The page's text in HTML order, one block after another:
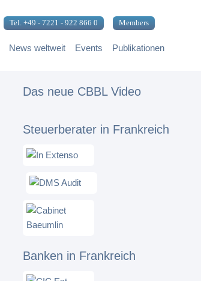
Tel. +49 - 7221 - 922 866 0 Members
News weltweit Events Publikationen
Das neue CBBL Video
Steuerberater in Frankreich
Banken in Frankreich